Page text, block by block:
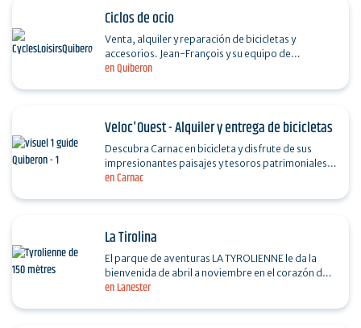
en Quiberon
Ciclos de ocio
Venta, alquiler y reparación de bicicletas y
accesorios. Jean-François y su equipo de
profesionales le reciben todo el año en el centro
en Carnac
Veloc'Ouest - Alquiler y entrega de bicicletas
Descubra Carnac en bicicleta y disfrute de sus
impresionantes paisajes y tesoros patrimoniales.
Ofrecemos alquiler de bicicletas de montaña,
en Lanester
La Tirolina
El parque de aventuras LA TYROLIENNE le da la
bienvenida de abril a noviembre en el corazón de
un hermoso bosque de 4 hectáreas a las afueras